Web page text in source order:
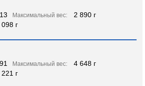
Максимальный вес: 2 890 г
098 г
Максимальный вес: 4 648 г
221 г